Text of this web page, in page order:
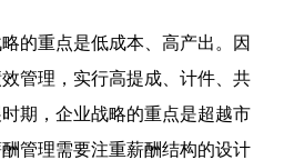
的重点是低成本、高产出。因
管理，实行高提成、计件、共
期，企业战略的重点是超越市
管理需要注重薪酬结构的设计